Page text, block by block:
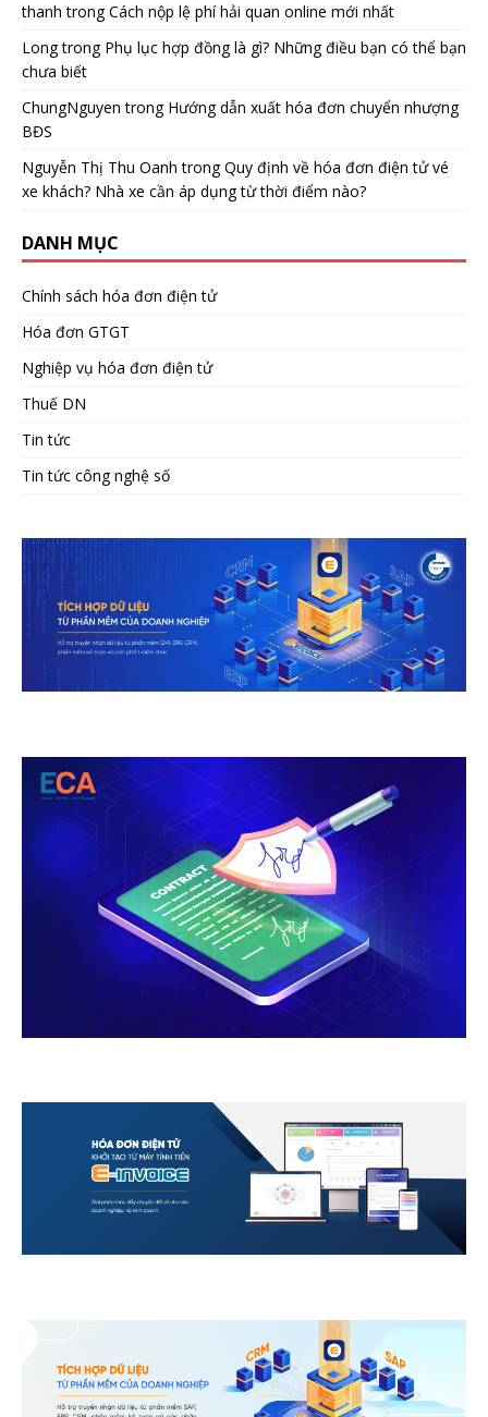
thanh trongCách nộp lệ phí hải quan online mới nhất
Longtrong Phụ lục hợp đồng là gì? Những điều bạn có thể bạn
chưa biết
ChungNguyen trong Hướng dẫn xuất hóa đơn chuyển nhượng
BĐS
Nguyễn Thị Thu Oanh trongQuy định về hóa đơn điện tử vé
xe khách? Nhà xe cần áp dụng từ thời điểm nào?
DANH MỤC
Chính sách hóa đơn điện tử
Hóa đơn GTGT
Nghiệp vụ hóa đơn điện tử
Thuế DN
Tin tức
Tin tức công nghệ số